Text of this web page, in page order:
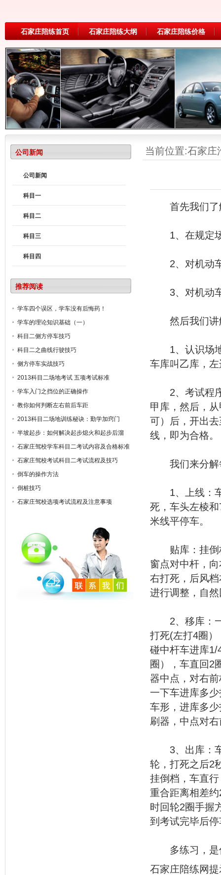
石家庄陪练首页 石家庄陪练大纲 石家庄陪练价格
公司新闻
公司新闻
科目一
科目二
科目三
科目四
推荐阅读
学车四个误区，学车没有后悔药！
学车的理论知识基础（一）
科目二侧方停车技巧
科目二之曲线行驶技巧
侧方停车实战技巧
2013科目二场地考试 五项考试标准
学车入门之挡位的正确操作
教你如何判断左右前后车距
2013科目二场地训练秘诀：勤学加窍门
半坡起步：如何解决起步熄火和起步后溜
石家庄驾校学车科目二考试内容及合格标准
石家庄驾校考试科目二考试流程及技巧
倒车的操作方法
倒桩技巧
石家庄驾校选项考试流程及注意事项
当前位置:石家庄
首先我们了
1、在规定场
2、对机动车
3、对机动车
然后我们讲
1、认识场地
车库叫乙库，
2、考试程序
甲库，然后，
可）后，开出
线，即为合格。
我们来分解
1、上线：车
死，车头左棱
米线平停车。
贴库：挂倒档
窗点对中杆，
右打死，后风
进行调整，自
2、移库：一
打死(左打4圈
碰中杆车进库1/
圈），车直回2
器中点，对右
一下车进库多
车形，进库多
刷器，中点对
3、出库：车
轮，打死之后2
挂倒档，车直
重合距离相差
时回轮2圈手握
到考试完毕后
多练习，是
石家庄陪练网